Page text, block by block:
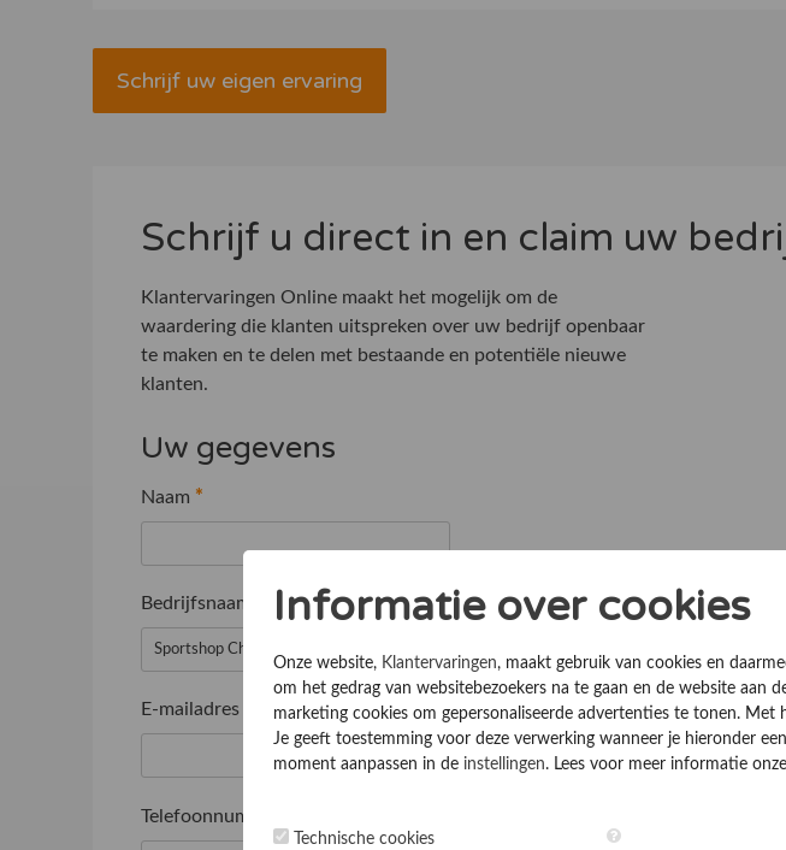
Schrijf uw eigen ervaring
Schrijf u direct in en claim uw
Klantervaringen Online maakt het mogelijk om de
waardering die klanten uitspreken over uw bedrijf openbaar
te maken en te delen met bestaande en potentiële nieuwe
klanten.
Uw gegevens
Naam *
Bedrijfsnaam
E-mailadres
Telefoonnummer
Informatie over cookies
Onze website, Klantervaringen, maakt gebruik van cookies en
om het gedrag van websitebezoekers na te gaan en de website aan
marketing cookies om gepersonaliseerde advertenties te tonen.
Je geeft toestemming voor deze verwerking wanneer je hieronder
moment aanpassen in de instellingen. Lees voor meer informatie onze
Technische cookies